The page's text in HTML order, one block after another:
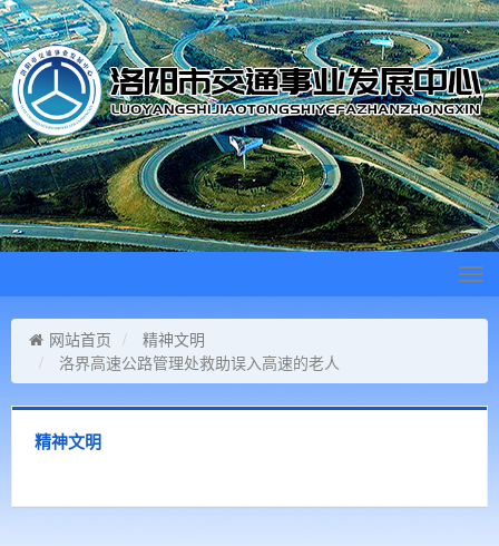
网站首页
精神文明
洛界高速公路管理处救助误入高速的老人
精神文明